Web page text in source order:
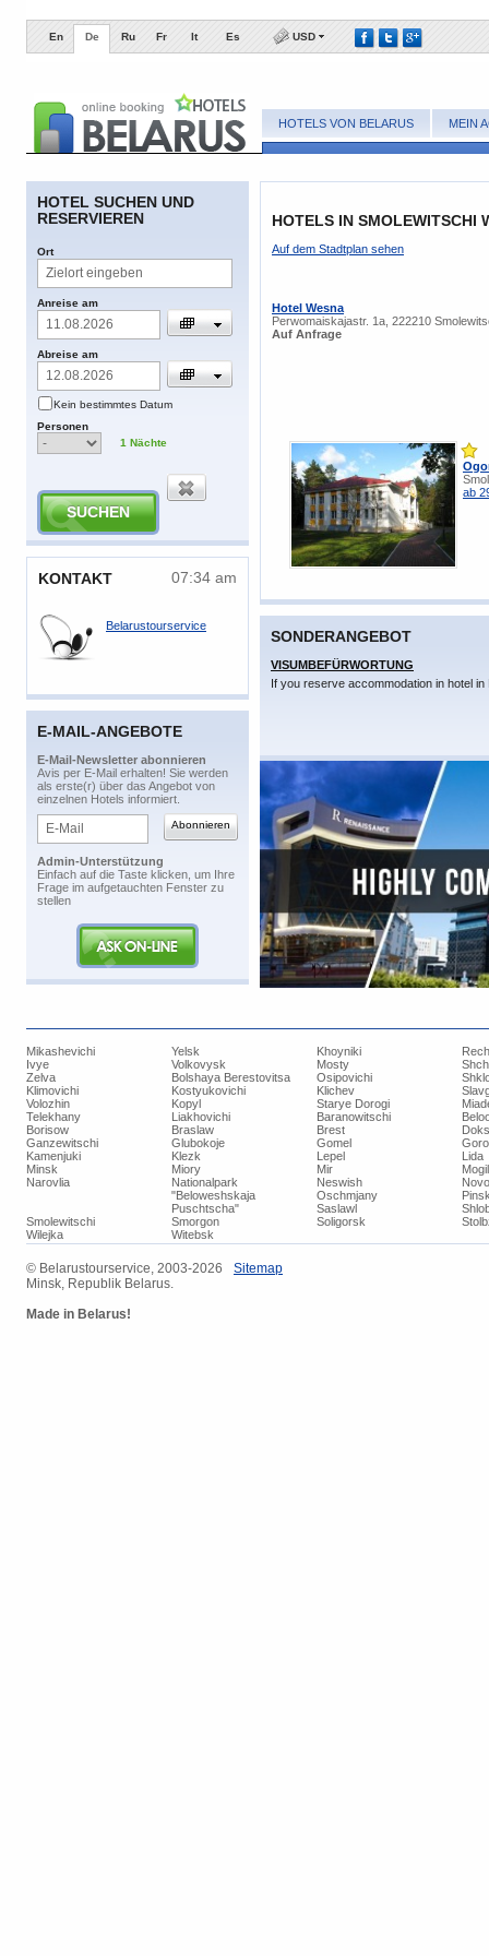
En De Ru Fr It Es USD
HOTELS VON BELARUS MEIN
​HOTEL SUCHEN UND
RESERVIEREN
​Ort
​Anreise am
​Abreise am
​Kein bestimmtes Datum
​Personen
1 ​Nächte
​KONTAKT 07:34 am
Belarustourservice
E-MAIL-ANGEBOTE
​E-Mail-Newsletter abonnieren
​Avis per E-Mail erhalten! Sie werden
als erste(r) über das Angebot von
einzelnen Hotels informiert.
Admin-Unterstützung
​Einfach auf die Taste klicken, um Ihre
Frage im aufgetauchten Fenster zu
stellen
HOTELS IN SMOLEWITSCHI
​Auf dem Stadtplan sehen
Hotel Wesna
Perwomaiskajastr. 1a, 222210
​Auf Anfrage
ab
SONDERANGEBOT
VISUMBEFÜRWORTUNG
If you reserve accommodation in hotel
Mikashevichi Yelsk Khoyniki
Ivye
Volkovysk Mosty
Zelva
Bolshaya Berestovitsa Osipovichi
Klimovichi
Kostyukovichi Klichev
Volozhin
Kopyl Starye Dorogi
Telekhany
Liakhovichi Baranowitschi
Borisow
Braslaw Brest
Ganzewitschi
Glubokoje Gomel
Kamenjuki
Klezk Lepel
Lida
Minsk
Miory Mir
Narovlia
Nationalpark
"Beloweshskaja
Puschtscha"
Neswish
Oschmjany
Saslawl
Smolewitschi
Smorgon Soligorsk
Wilejka
Witebsk
© ​Belarustourservice, 2003-2026
Minsk, Republik Belarus.
Made in Belarus!
​Sitemap